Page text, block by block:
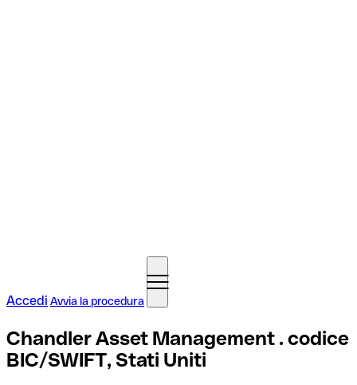
Accedi Avvia la procedura
Chandler Asset Management . codice
BIC/SWIFT, Stati Uniti